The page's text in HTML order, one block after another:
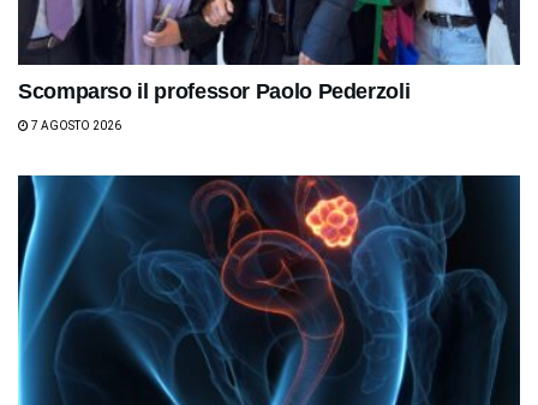
Scomparso il professor Paolo Pederzoli
7 AGOSTO 2026